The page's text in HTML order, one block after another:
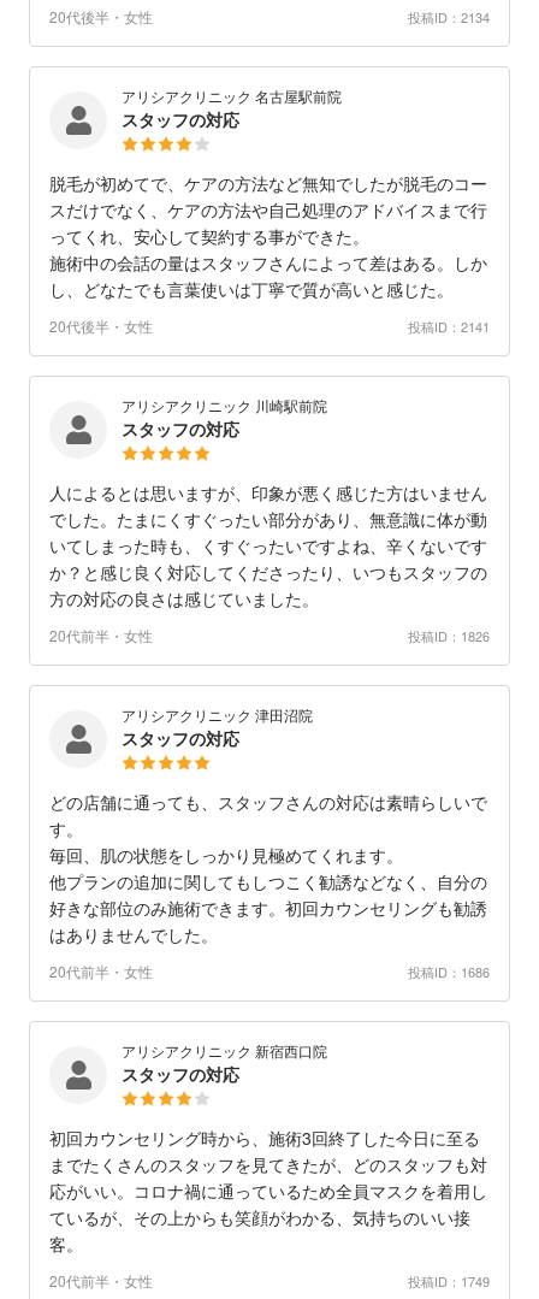
20代後半・女性 投稿ID：2134
アリシアクリニック 名古屋駅前院
スタッフの対応
脱毛が初めてで、ケアの方法など無知でしたが脱毛のコー
スだけでなく、ケアの方法や自己処理のアドバイスまで行
ってくれ、安心して契約する事ができた。
施術中の会話の量はスタッフさんによって差はある。しか
し、どなたでも言葉使いは丁寧で質が高いと感じた。
20代後半・女性 投稿ID：2141
アリシアクリニック 川崎駅前院
スタッフの対応
人によるとは思いますが、印象が悪く感じた方はいません
でした。たまにくすぐったい部分があり、無意識に体が動
いてしまった時も、くすぐったいですよね、辛くないです
か？と感じ良く対応してくださったり、いつもスタッフの
方の対応の良さは感じていました。
20代前半・女性 投稿ID：1826
アリシアクリニック 津田沼院
スタッフの対応
どの店舗に通っても、スタッフさんの対応は素晴らしいで
す。
毎回、肌の状態をしっかり見極めてくれます。
他プランの追加に関してもしつこく勧誘などなく、自分の
好きな部位のみ施術できます。初回カウンセリングも勧誘
はありませんでした。
20代前半・女性 投稿ID：1686
アリシアクリニック 新宿西口院
スタッフの対応
初回カウンセリング時から、施術3回終了した今日に至る
までたくさんのスタッフを見てきたが、どのスタッフも対
応がいい。コロナ禍に通っているため全員マスクを着用し
ているが、その上からも笑顔がわかる、気持ちのいい接
客。
20代前半・女性 投稿ID：1749